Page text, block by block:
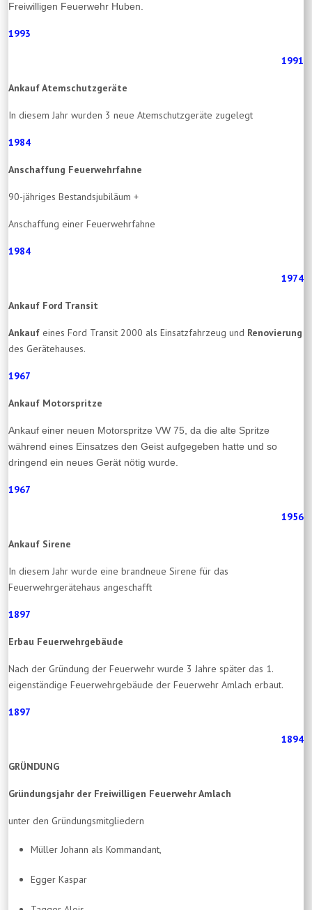
Freiwilligen Feuerwehr Huben.
1993
1991
Ankauf Atemschutzgeräte
In diesem Jahr wurden 3 neue Atemschutzgeräte zugelegt
1984
Anschaffung Feuerwehrfahne
90-jähriges Bestandsjubiläum +
Anschaffung einer Feuerwehrfahne
1984
1974
Ankauf Ford Transit
Ankauf eines Ford Transit 2000 als Einsatzfahrzeug und Renovierung
des Gerätehauses.
1967
Ankauf Motorspritze
Ankauf einer neuen Motorspritze VW 75, da die alte Spritze
während eines Einsatzes den Geist aufgegeben hatte und so
dringend ein neues Gerät nötig wurde.
1967
1956
Ankauf Sirene
In diesem Jahr wurde eine brandneue Sirene für das
Feuerwehrgerätehaus angeschafft
1897
Erbau Feuerwehrgebäude
Nach der Gründung der Feuerwehr wurde 3 Jahre später das 1.
eigenständige Feuerwehrgebäude der Feuerwehr Amlach erbaut.
1897
1894
GRÜNDUNG
Gründungsjahr der Freiwilligen Feuerwehr Amlach
unter den Gründungsmitgliedern
Müller Johann als Kommandant,
Egger Kaspar